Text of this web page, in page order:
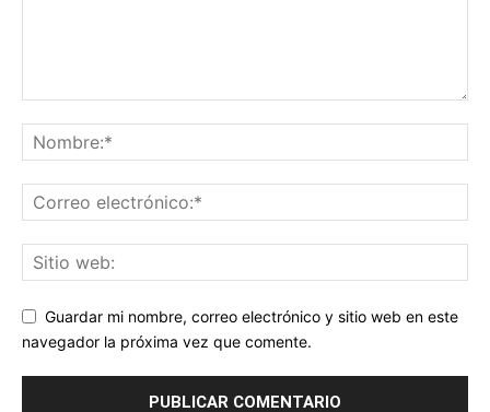
Guardar mi nombre, correo electrónico y sitio web en este
navegador la próxima vez que comente.